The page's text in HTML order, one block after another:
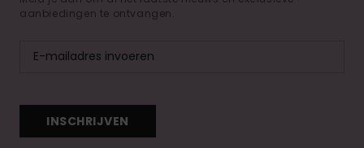
aanbiedingen te ontvangen.
INSCHRIJVEN